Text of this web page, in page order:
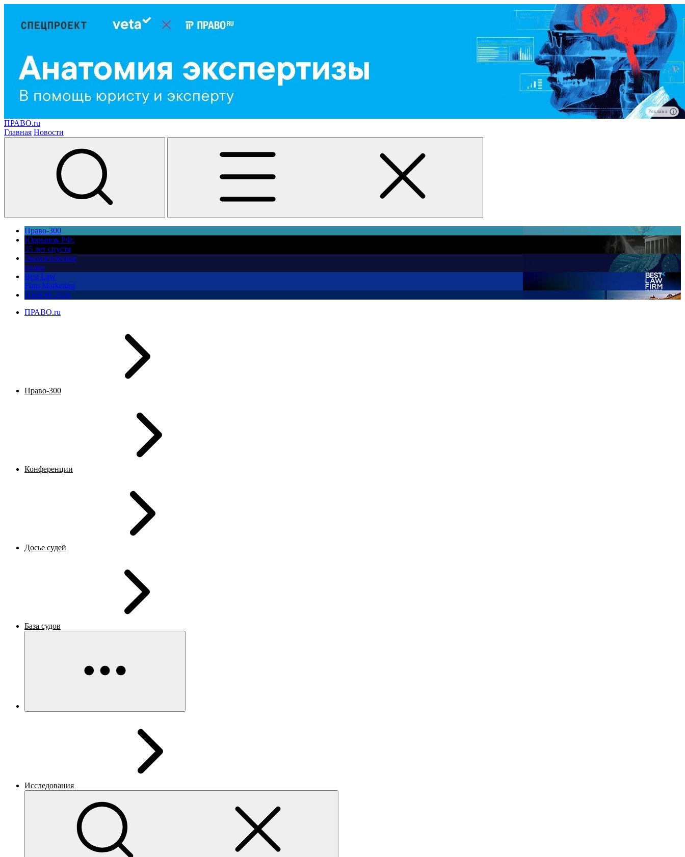
Реклама
ПРАВО.ru
Главная Новости
Право-300
Юррынок РФ:
35 лет спустя
Экологическое
право
Best Law
Firm Marketing
ПМЮФ 2026
ПРАВО.ru
Право-300
Конференции
Досье судей
База судов
Исследования